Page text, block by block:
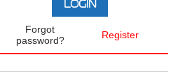
Forgot
password?
Register